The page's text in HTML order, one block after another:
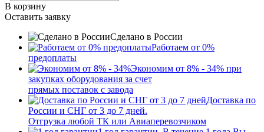
В корзину
Оставить заявку
Сделано в России
Работаем от 0%
предоплаты
Экономим от 8% - 34% при
закупках оборудования за счет
прямых поставок с завода
Доставка по
России и СНГ от 3 до 7 дней.
Отгрузка любой ТК или Авиаперевозчиком